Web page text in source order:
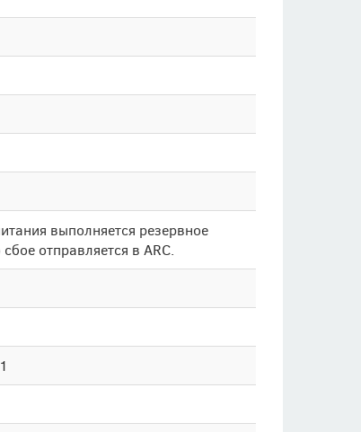
выполняется резервное
отправляется в ARC.